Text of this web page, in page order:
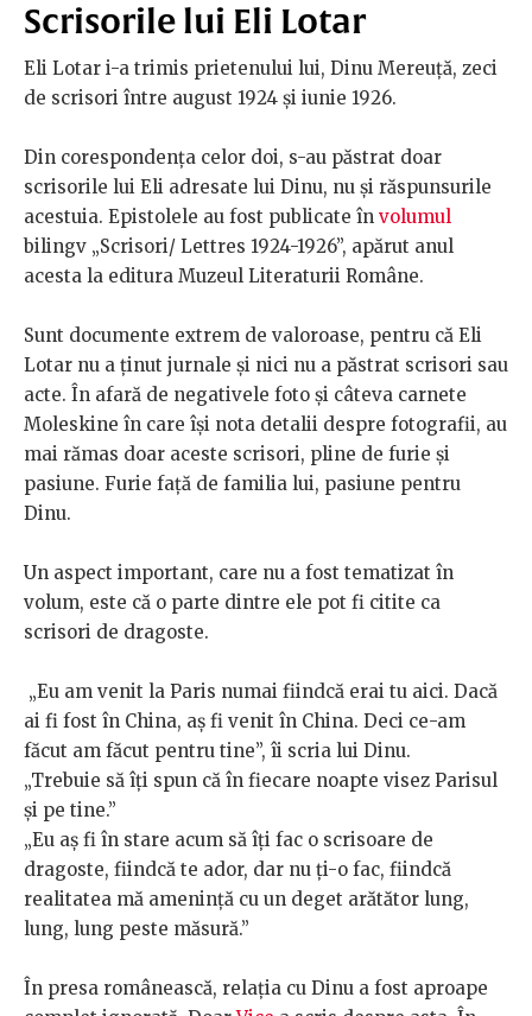
Scrisorile lui Eli Lotar
Eli Lotar i-a trimis prietenului lui, Dinu Mereuță, zeci
de scrisori între august 1924 și iunie 1926.
Din corespondența celor doi, s-au păstrat doar
scrisorile lui Eli adresate lui Dinu, nu și răspunsurile
acestuia. Epistolele au fost publicate în volumul
bilingv „Scrisori/ Lettres 1924-1926”, apărut anul
acesta la editura Muzeul Literaturii Române.
Sunt documente extrem de valoroase, pentru că Eli
Lotar nu a ținut jurnale și nici nu a păstrat scrisori sau
acte. În afară de negativele foto și câteva carnete
Moleskine în care își nota detalii despre fotografii, au
mai rămas doar aceste scrisori, pline de furie și
pasiune. Furie față de familia lui, pasiune pentru
Dinu.
Un aspect important, care nu a fost tematizat în
volum, este că o parte dintre ele pot fi citite ca
scrisori de dragoste.
„Eu am venit la Paris numai fiindcă erai tu aici. Dacă
ai fi fost în China, aș fi venit în China. Deci ce-am
făcut am făcut pentru tine”, îi scria lui Dinu.
„Trebuie să îți spun că în fiecare noapte visez Parisul
și pe tine.”
„Eu aș fi în stare acum să îți fac o scrisoare de
dragoste, fiindcă te ador, dar nu ți-o fac, fiindcă
realitatea mă amenință cu un deget arătător lung,
lung, lung peste măsură.”
În presa românească, relația cu Dinu a fost aproape